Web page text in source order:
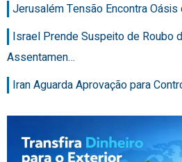
Jerusalém Tensão Encontra Oásis
Israel Prende Suspeito de Roubo
Assentamen…
Iran Aguarda Aprovação para